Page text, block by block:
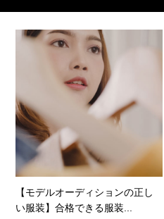
【モデルオーディションの正し
い服装】合格できる服装...